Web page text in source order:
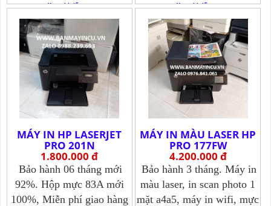
Xem chi tiết >>> Xem chi tiết >>>
MÁY IN HP LASERJET
PRO 201N
1.800.000 đ
Bảo hành 06 tháng mới
92%. Hộp mực 83A mới
100%, Miễn phí giao hàng
MÁY IN MÀU LASER HP
PRO 177FW
4.200.000 đ
Bảo hành 3 tháng. Máy in
màu laser, in scan photo 1
mặt a4a5, máy in wifi, mực